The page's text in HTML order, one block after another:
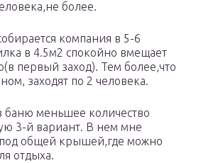
более.
компания в 5-6
в 4.5м2 спокойно вмещает
первый заход). Тем более,что
заходят по 2 человека.
баню меньшее количество
3-й вариант. В нем мне
общей крышей,где можно
отдыха.